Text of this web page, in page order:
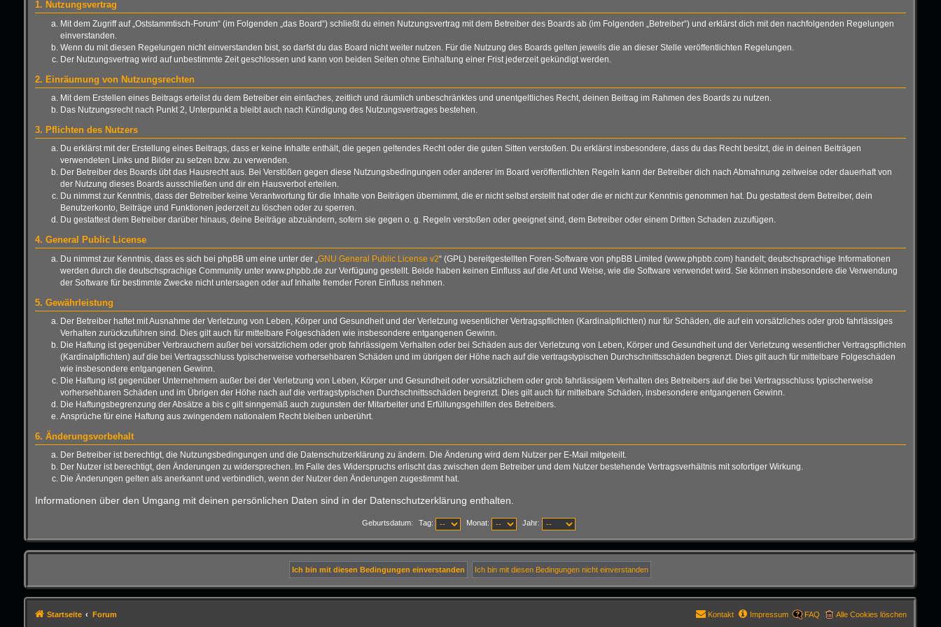
1. Nutzungsvertrag
Mit dem Zugriff auf „Oststammtisch-Forum“ (im Folgenden „das Board“) schließt du einen Nutzungsvertrag mit dem Betreiber des Boards ab (im Folgenden „Betreiber“) und erklärst dich mit den nachfolgenden Regelungen
einverstanden.
Wenn du mit diesen Regelungen nicht einverstanden bist, so darfst du das Board nicht weiter nutzen. Für die Nutzung des Boards gelten jeweils die an dieser Stelle veröffentlichten Regelungen.
Der Nutzungsvertrag wird auf unbestimmte Zeit geschlossen und kann von beiden Seiten ohne Einhaltung einer Frist jederzeit gekündigt werden.
2. Einräumung von Nutzungsrechten
Mit dem Erstellen eines Beitrags erteilst du dem Betreiber ein einfaches, zeitlich und räumlich unbeschränktes und unentgeltliches Recht, deinen Beitrag im Rahmen des Boards zu nutzen.
Das Nutzungsrecht nach Punkt 2, Unterpunkt a bleibt auch nach Kündigung des Nutzungsvertrages bestehen.
3. Pflichten des Nutzers
Du erklärst mit der Erstellung eines Beitrags, dass er keine Inhalte enthält, die gegen geltendes Recht oder die guten Sitten verstoßen. Du erklärst insbesondere, dass du das Recht besitzt, die in deinen Beiträgen
verwendeten Links und Bilder zu setzen bzw. zu verwenden.
Der Betreiber des Boards übt das Hausrecht aus. Bei Verstößen gegen diese Nutzungsbedingungen oder anderer im Board veröffentlichten Regeln kann der Betreiber dich nach Abmahnung zeitweise oder dauerhaft von
der Nutzung dieses Boards ausschließen und dir ein Hausverbot erteilen.
Du nimmst zur Kenntnis, dass der Betreiber keine Verantwortung für die Inhalte von Beiträgen übernimmt, die er nicht selbst erstellt hat oder die er nicht zur Kenntnis genommen hat. Du gestattest dem Betreiber, dein
Benutzerkonto, Beiträge und Funktionen jederzeit zu löschen oder zu sperren.
Du gestattest dem Betreiber darüber hinaus, deine Beiträge abzuändern, sofern sie gegen o. g. Regeln verstoßen oder geeignet sind, dem Betreiber oder einem Dritten Schaden zuzufügen.
4. General Public License
Du nimmst zur Kenntnis, dass es sich bei phpBB um eine unter der „ GNU General Public License v2“ (GPL) bereitgestellten Foren-Software von phpBB Limited (www.phpbb.com) handelt; deutschsprachige Informationen
werden durch die deutschsprachige Community unter www.phpbb.de zur Verfügung gestellt. Beide haben keinen Einfluss auf die Art und Weise, wie die Software verwendet wird. Sie können insbesondere die Verwendung
der Software für bestimmte Zwecke nicht untersagen oder auf Inhalte fremder Foren Einfluss nehmen.
5. Gewährleistung
Der Betreiber haftet mit Ausnahme der Verletzung von Leben, Körper und Gesundheit und der Verletzung wesentlicher Vertragspflichten (Kardinalpflichten) nur für Schäden, die auf ein vorsätzliches oder grob fahrlässiges
Verhalten zurückzuführen sind. Dies gilt auch für mittelbare Folgeschäden wie insbesondere entgangenen Gewinn.
Die Haftung ist gegenüber Verbrauchern außer bei vorsätzlichem oder grob fahrlässigem Verhalten oder bei Schäden aus der Verletzung von Leben, Körper und Gesundheit und der Verletzung wesentlicher Vertragspflichten
(Kardinalpflichten) auf die bei Vertragsschluss typischerweise vorhersehbaren Schäden und im übrigen der Höhe nach auf die vertragstypischen Durchschnittsschäden begrenzt. Dies gilt auch für mittelbare Folgeschäden
wie insbesondere entgangenen Gewinn.
Die Haftung ist gegenüber Unternehmern außer bei der Verletzung von Leben, Körper und Gesundheit oder vorsätzlichem oder grob fahrlässigem Verhalten des Betreibers auf die bei Vertragsschluss typischerweise
vorhersehbaren Schäden und im Übrigen der Höhe nach auf die vertragstypischen Durchschnittsschäden begrenzt. Dies gilt auch für mittelbare Schäden, insbesondere entgangenen Gewinn.
Die Haftungsbegrenzung der Absätze a bis c gilt sinngemäß auch zugunsten der Mitarbeiter und Erfüllungsgehilfen des Betreibers.
Ansprüche für eine Haftung aus zwingendem nationalem Recht bleiben unberührt.
6. Änderungsvorbehalt
Der Betreiber ist berechtigt, die Nutzungsbedingungen und die Datenschutzerklärung zu ändern. Die Änderung wird dem Nutzer per E-Mail mitgeteilt.
Der Nutzer ist berechtigt, den Änderungen zu widersprechen. Im Falle des Widerspruchs erlischt das zwischen dem Betreiber und dem Nutzer bestehende Vertragsverhältnis mit sofortiger Wirkung.
Die Änderungen gelten als anerkannt und verbindlich, wenn der Nutzer den Änderungen zugestimmt hat.
Informationen über den Umgang mit deinen persönlichen Daten sind in der Datenschutzerklärung enthalten.
Geburtsdatum: Tag: Monat: Jahr:
Startseite Forum Alle Cookies löschen
FAQ
Impressum
Kontakt